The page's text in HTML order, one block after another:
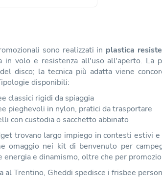
sono realizzati in plastica
in volo e resistenza all'uso all'aperto. La
disco; la tecnica più adatta viene
disponibili:
classici rigidi da spiaggia
pieghevoli in nylon, pratici da trasportare
con custodia o sacchetto abbinato
trovano largo impiego in contesti estivi
omaggio nei kit di benvenuto per
energia e dinamismo, oltre che per
al Trentino, Gheddi spedisce i frisbee